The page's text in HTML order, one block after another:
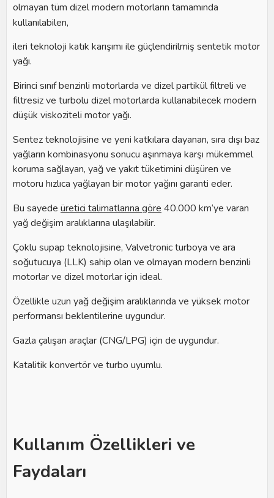
olmayan tüm dizel modern motorların tamamında
kullanılabilen,
ileri teknoloji katık karışımı ile güçlendirilmiş sentetik motor
yağı.
Birinci sınıf benzinli motorlarda ve dizel partikül filtreli ve
filtresiz ve turbolu dizel motorlarda kullanabilecek modern
düşük viskoziteli motor yağı.
Sentez teknolojisine ve yeni katkılara dayanan, sıra dışı baz
yağların kombinasyonu sonucu aşınmaya karşı mükemmel
koruma sağlayan, yağ ve yakıt tüketimini düşüren ve
motoru hızlıca yağlayan bir motor yağını garanti eder.
Bu sayede üretici talimatlarına göre 40.000 km‘ye varan
yağ değişim aralıklarına ulaşılabilir.
Çoklu supap teknolojisine, Valvetronic turboya ve ara
soğutucuya (LLK) sahip olan ve olmayan modern benzinli
motorlar ve dizel motorlar için ideal.
Özellikle uzun yağ değişim aralıklarında ve yüksek motor
performansı beklentilerine uygundur.
Gazla çalışan araçlar (CNG/LPG) için de uygundur.
Katalitik konvertör ve turbo uyumlu.
Kullanım Özellikleri ve
Faydaları